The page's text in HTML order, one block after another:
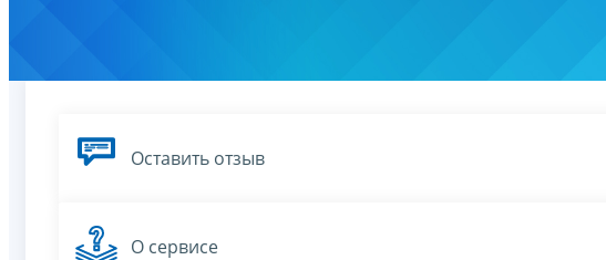
Оставить отзыв
О сервисе